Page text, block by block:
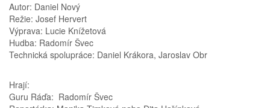
Autor: Daniel Nový
Režie: Josef Hervert
Výprava: Lucie Knížetová
Hudba: Radomír Švec
Technická spolupráce: Daniel Krákora, Jaroslav Obr
Hrají:
Guru Ráďa: Radomír Švec